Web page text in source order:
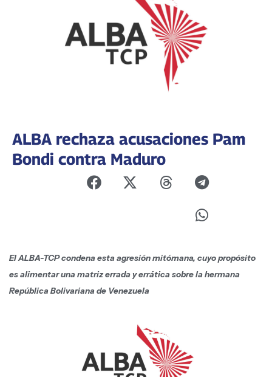
ALBA rechaza acusaciones Pam
Bondi contra Maduro
El ALBA-TCP condena esta agresión mitómana, cuyo propósito
es alimentar una matriz errada y errática sobre la hermana
República Bolivariana de Venezuela